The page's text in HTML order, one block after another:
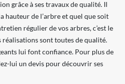
grâce à ses travaux de qualité. Il
hauteur de l’arbre et quel que soit
régulier de vos arbres, c’est le
réalisations sont toutes de qualité.
lui font confiance. Pour plus de
lui un devis pour découvrir ses